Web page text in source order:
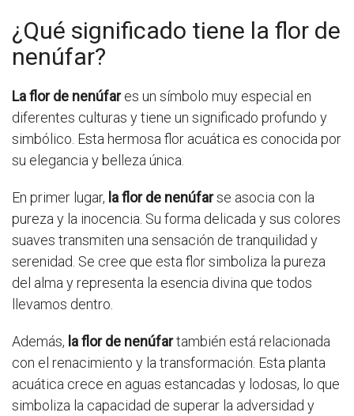
¿Qué significado tiene la flor de
nenúfar?
La flor de nenúfares un símbolo muy especial en
diferentes culturas y tiene un significado profundo y
simbólico. Esta hermosa flor acuática es conocida por
su elegancia y belleza única.
En primer lugar, la flor de nenúfarse asocia con la
pureza y la inocencia. Su forma delicada y sus colores
suaves transmiten una sensación de tranquilidad y
serenidad. Se cree que esta flor simboliza la pureza
del alma y representa la esencia divina que todos
llevamos dentro.
Además, la flor de nenúfartambién está relacionada
con el renacimiento y la transformación. Esta planta
acuática crece en aguas estancadas y lodosas, lo que
simboliza la capacidad de superar la adversidad y